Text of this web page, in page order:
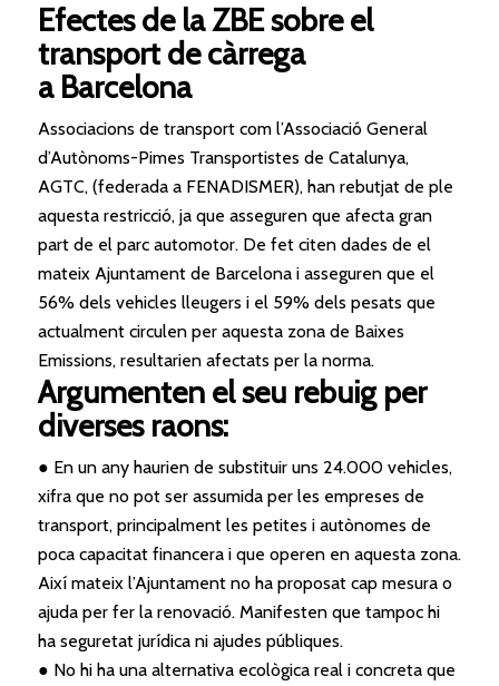
Efectes de laZBEsobre el
transport de càrrega
a Barcelona
Associacions de transport com l’Associació General
d’Autònoms-Pimes Transportistes de Catalunya,
AGTC, (federada a FENADISMER), han rebutjat de ple
aquesta restricció, ja que asseguren que afectagran
part de el parc automotor. De fet citen dades de el
mateix Ajuntament de Barcelonai asseguren que el
56% dels vehicles lleugers i el 59% dels pesats que
actualment circulen per aquesta zona de Baixes
Emissions, resultarien afectats per la norma.
Argumenten el seu rebuig per
diverses raons:
● En un any haurien de substituir uns 24.000 vehicles,
xifra que no pot ser assumida per les empreses de
transport, principalment les petites i autònomes de
poca capacitat financera i que operen en aquesta zona.
Així mateix l’Ajuntament no ha proposat cap mesura o
ajuda per fer la renovació. Manifesten que tampoc hi
ha seguretat jurídica ni ajudes públiques.
● No hi ha una alternativa ecològica real i concreta que